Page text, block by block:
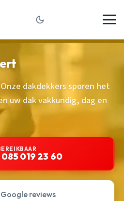
dakdekkers sporen het
uw dak vakkundig, dag en
085 019 23 60
Google reviews